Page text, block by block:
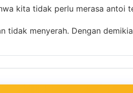
kita tidak perlu merasa antoi
tidak menyerah. Dengan